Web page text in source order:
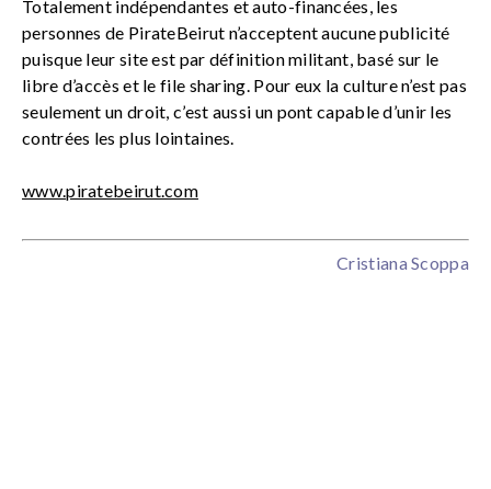
Totalement indépendantes et auto-financées, les
personnes de PirateBeirut n’acceptent aucune publicité
puisque leur site est par définition militant, basé sur le
libre d’accès et le file sharing. Pour eux la culture n’est pas
seulement un droit, c’est aussi un pont capable d’unir les
contrées les plus lointaines.
www.piratebeirut.com
Cristiana Scoppa